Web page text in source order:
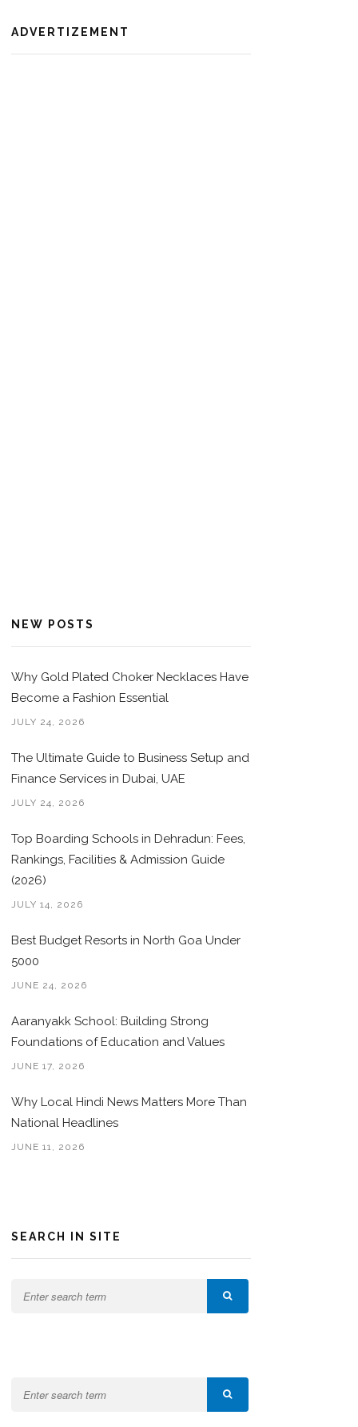
ADVERTIZEMENT
NEW POSTS
Why Gold Plated Choker Necklaces Have
Become a Fashion Essential
JULY 24, 2026
The Ultimate Guide to Business Setup and
Finance Services in Dubai, UAE
JULY 24, 2026
Top Boarding Schools in Dehradun: Fees,
Rankings, Facilities & Admission Guide
(2026)
JULY 14, 2026
Best Budget Resorts in North Goa Under
5000
JUNE 24, 2026
Aaranyakk School: Building Strong
Foundations of Education and Values
JUNE 17, 2026
Why Local Hindi News Matters More Than
National Headlines
JUNE 11, 2026
SEARCH IN SITE